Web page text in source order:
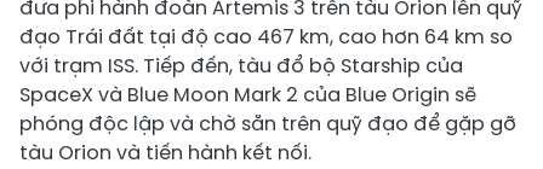
đưa phi hành đoàn Artemis 3 trên tàu Orion lên quỹ
đạo Trái đất tại độ cao 467 km, cao hơn 64 km so
với trạm ISS. Tiếp đến, tàu đổ bộ Starship của
SpaceX và Blue Moon Mark 2 của Blue Origin sẽ
phóng độc lập và chờ sẵn trên quỹ đạo để gặp gỡ
tàu Orion và tiến hành kết nối.